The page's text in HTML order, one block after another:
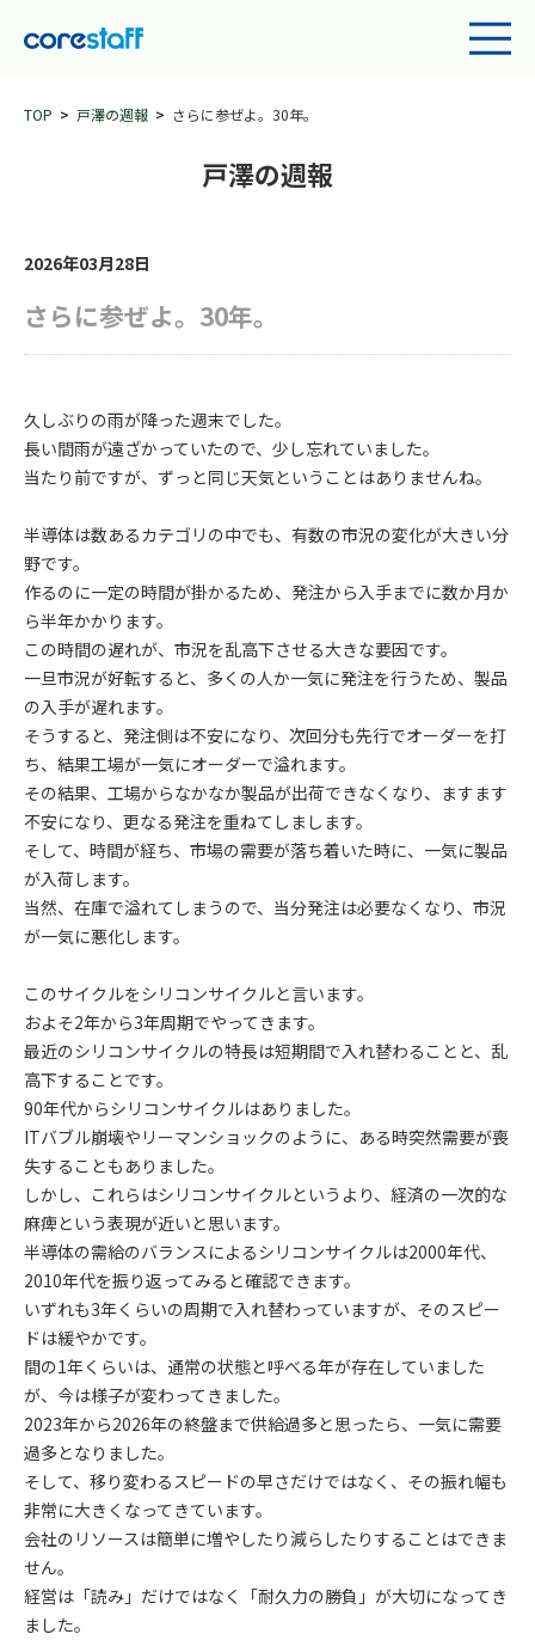
TOP 戸澤の週報 さらに参ぜよ。30年。
戸澤の週報
2026年03月28日
さらに参ぜよ。30年。
久しぶりの雨が降った週末でした。
長い間雨が遠ざかっていたので、少し忘れていました。
当たり前ですが、ずっと同じ天気ということはありませんね。
半導体は数あるカテゴリの中でも、有数の市況の変化が大きい分
野です。
作るのに一定の時間が掛かるため、発注から入手までに数か月か
ら半年かかります。
この時間の遅れが、市況を乱高下させる大きな要因です。
一旦市況が好転すると、多くの人か一気に発注を行うため、製品
の入手が遅れます。
そうすると、発注側は不安になり、次回分も先行でオーダーを打
ち、結果工場が一気にオーダーで溢れます。
その結果、工場からなかなか製品が出荷できなくなり、ますます
不安になり、更なる発注を重ねてしまします。
そして、時間が経ち、市場の需要が落ち着いた時に、一気に製品
が入荷します。
当然、在庫で溢れてしまうので、当分発注は必要なくなり、市況
が一気に悪化します。
このサイクルをシリコンサイクルと言います。
およそ2年から3年周期でやってきます。
最近のシリコンサイクルの特長は短期間で入れ替わることと、乱
高下することです。
90年代からシリコンサイクルはありました。
ITバブル崩壊やリーマンショックのように、ある時突然需要が喪
失することもありました。
しかし、これらはシリコンサイクルというより、経済の一次的な
麻痺という表現が近いと思います。
半導体の需給のバランスによるシリコンサイクルは2000年代、
2010年代を振り返ってみると確認できます。
いずれも3年くらいの周期で入れ替わっていますが、そのスピー
ドは緩やかです。
間の1年くらいは、通常の状態と呼べる年が存在していました
が、今は様子が変わってきました。
2023年から2026年の終盤まで供給過多と思ったら、一気に需要
過多となりました。
そして、移り変わるスピードの早さだけではなく、その振れ幅も
非常に大きくなってきています。
会社のリソースは簡単に増やしたり減らしたりすることはできま
せん。
経営は「読み」だけではなく「耐久力の勝負」が大切になってき
ました。